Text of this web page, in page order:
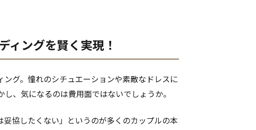
ィングを賢く実現！
グ。憧れのシチュエーションや素敵なドレスに
、気になるのは費用面ではないでしょうか。
妥協したくない」というのが多くのカップルの本